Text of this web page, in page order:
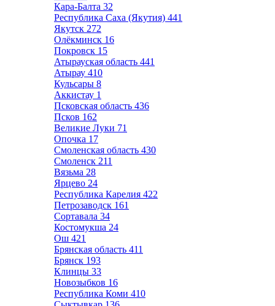
Кара-Балта 32
Республика Саха (Якутия) 441
Якутск 272
Олёкминск 16
Покровск 15
Атырауская область 441
Атырау 410
Кульсары 8
Аккистау 1
Псковская область 436
Псков 162
Великие Луки 71
Опочка 17
Смоленская область 430
Смоленск 211
Вязьма 28
Ярцево 24
Республика Карелия 422
Петрозаводск 161
Сортавала 34
Костомукша 24
Ош 421
Брянская область 411
Брянск 193
Клинцы 33
Новозыбков 16
Республика Коми 410